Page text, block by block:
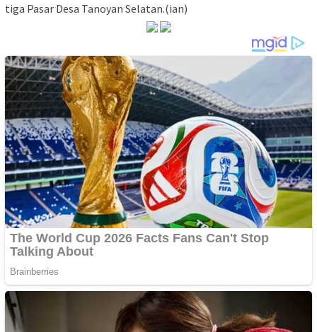
tiga Pasar Desa Tanoyan Selatan.(ian)